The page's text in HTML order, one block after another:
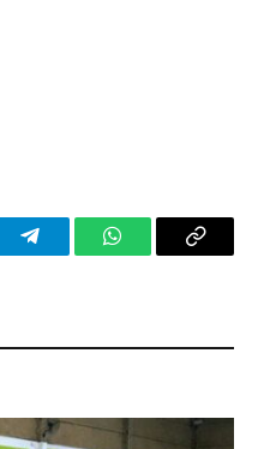
TelegramWhatsAppCopy